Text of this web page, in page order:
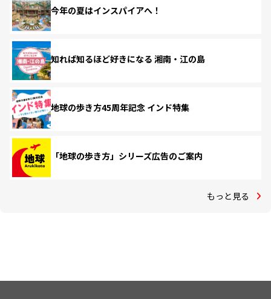
今年の夏はインスパイアへ！
知れば知るほど好きになる 湘南・江の島
地球の歩き方45周年記念 インド特集
「地球の歩き方」シリーズ広告のご案内
もっと見る